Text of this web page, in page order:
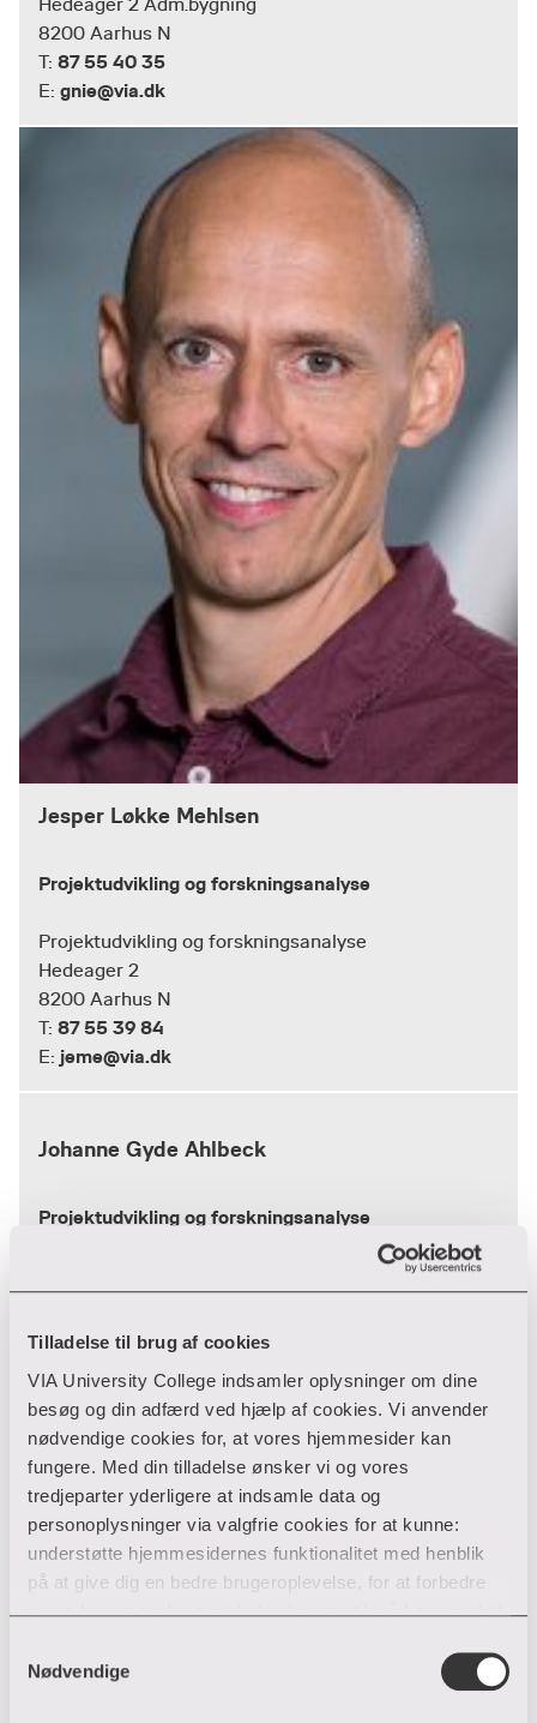
Tilladelse til brug af cookies
VIA University College indsamler oplysninger om dine
besøg og din adfærd ved hjælp af cookies. Vi anvender
nødvendige cookies for, at vores hjemmesider kan
fungere. Med din tilladelse ønsker vi og vores
tredjeparter yderligere at indsamle data og
personoplysninger via valgfrie cookies for at kunne:
understøtte hjemmesidernes funktionalitet med henblik
på at give dig en bedre brugeroplevelse, for at forbedre
vores hjemmesider og udarbejde statistik på baggrund af
hjemmesider og sociale netværk.
Nødvendige
Hedeager 2 Adm.bygning
8200 Aarhus N
T: 87 55 40 35
E: gnie@via.dk
Jesper Løkke Mehlsen
Projektudvikling og forskningsanalyse
Projektudvikling og forskningsanalyse
Hedeager 2
8200 Aarhus N
T: 87 55 39 84
E: jeme@via.dk
Johanne Gyde Ahlbeck
Projektudvikling og forskningsanalyse
8200 Aarhus N
E: jahl@via.dk